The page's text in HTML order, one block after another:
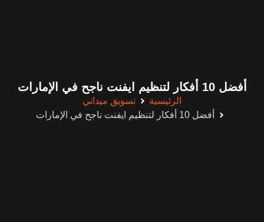
أفضل 10 أفكار لتنظيم ايفنت ناجح في الإمارات
الرئيسية
تسويق ميداني
أفضل 10 أفكار لتنظيم ايفنت ناجح في الإمارات